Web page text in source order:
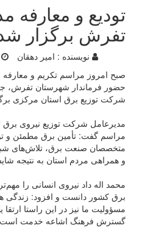
تودیع و معارفه
تفرش برگزار
نویسنده : امیر دهقان
صبح امروز مراسم تکریم و معارفه
حضور فرماندار شهرستان تفرش،
شرکت توزیع برق استان مرکزی
مدیرعامل شرکت توزیع نیروی برق
مراسم گفت: تأمین برق مطمئن و
متخصصان صنعت برق، تلاش‌های
و همراهی مردم استان به نتیجه
محمد اله داد نیروی انسانی را
برق کشور دانست و افزود: زندگی
مسؤولیت ما نیز در این راستا
گسترش فرهنگ اشاعه خدمت